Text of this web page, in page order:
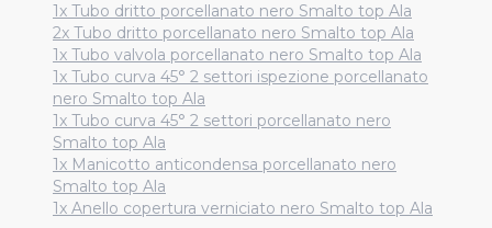
1x Tubo dritto porcellanato nero Smalto top Ala
2x Tubo dritto porcellanato nero Smalto top Ala
1x Tubo valvola porcellanato nero Smalto top Ala
1x Tubo curva 45° 2 settori ispezione porcellanato
nero Smalto top Ala
1x Tubo curva 45° 2 settori porcellanato nero
Smalto top Ala
1x Manicotto anticondensa porcellanato nero
Smalto top Ala
1x Anello copertura verniciato nero Smalto top Ala